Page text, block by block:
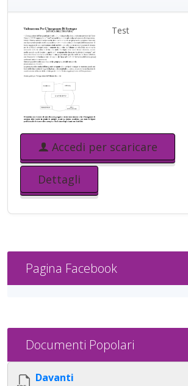
Test
Accedi per scaricare
Dettagli
Pagina Facebook
Documenti Popolari
Davanti